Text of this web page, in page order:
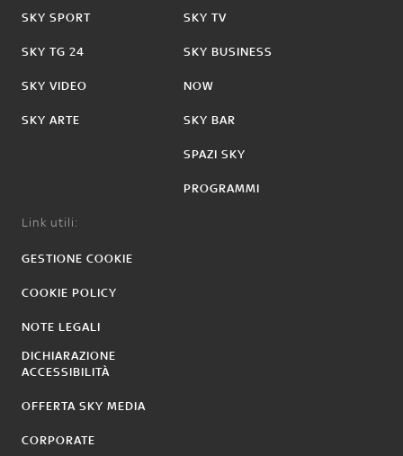
SKY SPORT
SKY TG 24
SKY VIDEO
SKY ARTE
SKY TV
SKY BUSINESS
NOW
SKY BAR
SPAZI SKY
PROGRAMMI
Link utili:
GESTIONE COOKIE
COOKIE POLICY
NOTE LEGALI
DICHIARAZIONE
ACCESSIBILITÀ
OFFERTA SKY MEDIA
CORPORATE